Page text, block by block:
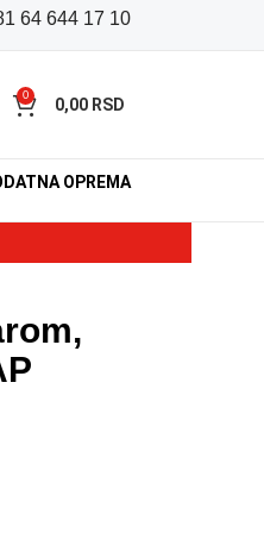
64 644 17 10
0 0,00 RSD
OPREMA